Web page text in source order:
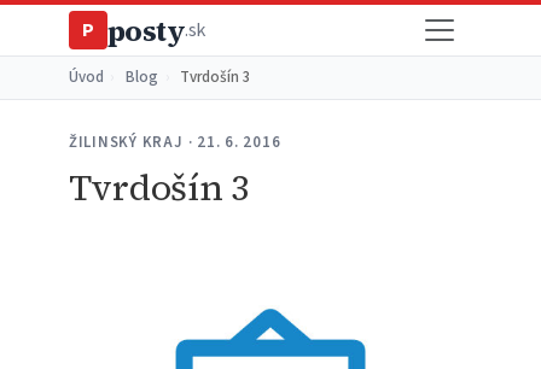
P posty.sk
Úvod Blog Tvrdošín 3
ŽILINSKÝ KRAJ · 21. 6. 2016
Tvrdošín 3